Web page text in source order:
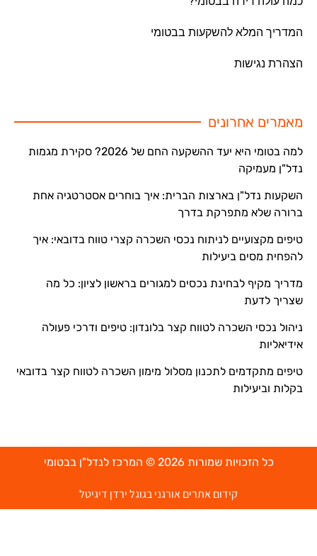
המדריך המלא להשקעות בבטומי
הצהרת נגישות
מאמרים אחרונים
למה בטומי היא יעד ההשקעה החם של 2026? סקירת מגמות
נדל"ן מעמיקה
השקעות נדל"ן בארצות הברית: איך בוחרים אסטרטגיה אחת
ברורה שלא מתפרקת בדרך
טיפים מקצועיים לניתוח נכסי השכרה קצרי טווח בדובאי: איך
להפחית מסים ביעילות
מדריך מקיף לבחינת נכסים למגורים בראשון לציון: כל מה
שצריך לדעת
ניהול נכסי השכרה לטווח קצר בלונדון: טיפים ודרכי פעולה
אידיאליות
טיפים מתקדמים לתכנון מסלול מימון השכרה לטווח קצר בדובאי
בקלות וביעילות
כל הזכויות שמורות 2026 © המרכז לנדל"ן בבטומי
קידום אתרים אורגני בגוגל ירדן דיגיטל